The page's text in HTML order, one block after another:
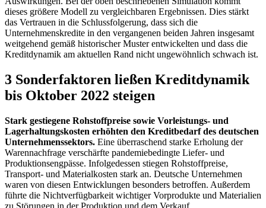
dieses größere Modell zu vergleichbaren Ergebnissen. Dies stärkt
das Vertrauen in die Schlussfolgerung, dass sich die
Unternehmenskredite in den vergangenen beiden Jahren insgesamt
weitgehend gemäß historischer Muster entwickelten und dass die
Kreditdynamik am aktuellen Rand nicht ungewöhnlich schwach ist.
3 Sonderfaktoren ließen Kreditdynamik
bis Oktober 2022 steigen
Stark gestiegene Rohstoffpreise sowie Vorleistungs- und
Lagerhaltungskosten erhöhten den Kreditbedarf des deutschen
Unternehmenssektors. Eine überraschend starke Erholung der
Warennachfrage verschärfte pandemiebedingte Liefer- und
Produktionsengpässe. Infolgedessen stiegen Rohstoffpreise,
Transport- und Materialkosten stark an. Deutsche Unternehmen
waren von diesen Entwicklungen besonders betroffen. Außerdem
führte die Nichtverfügbarkeit wichtiger Vorprodukte und Materialien
zu Störungen in der Produktion und dem Verkauf.